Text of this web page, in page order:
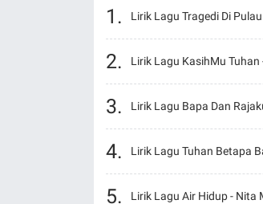
Lirik Lagu Tragedi Di
Lirik Lagu KasihMu Tuhan
Lirik Lagu Bapa Dan
Lirik Lagu Tuhan Betapa
Lirik Lagu Air Hidup - Nita